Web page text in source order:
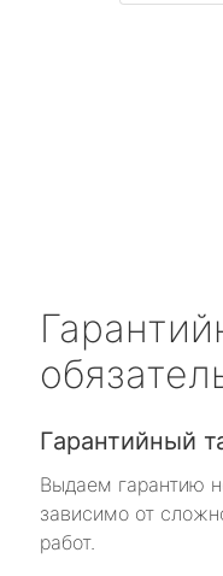
Гарантийный
Выдаем гарантию
зависимо от
работ.